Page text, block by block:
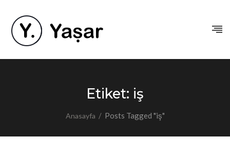
Etiket: iş
Anasayfa / Posts Tagged "iş"